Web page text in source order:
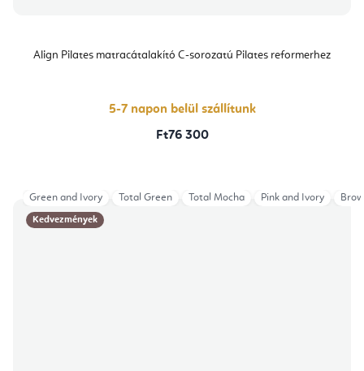
Align Pilates matracátalakító C-sorozatú Pilates reformerhez
5-7 napon belül szállítunk
Ft76 300
Kedvezmények
Green and Ivory Total Green Total Mocha Pink and Ivory